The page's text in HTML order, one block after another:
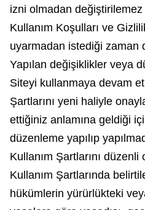
izni olmadan
Kullanım Koşulları ve
uyarmadan istediği zaman
Yapılan değişiklikler veya
Siteyi kullanmaya devam
Şartlarını yeni haliyle
ettiğiniz anlamına geldiği
düzenleme yapılıp
Kullanım Şartlarını
Kullanım Şartlarında
hükümlerin yürürlükteki